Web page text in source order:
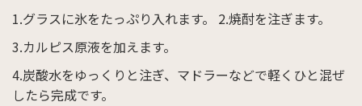
グラスに氷をたっぷり入れます。
焼酎を注ぎます。
カルピス原液を加えます。
炭酸水をゆっくりと注ぎ、マドラーなどで軽くひと混ぜ
したら完成です。